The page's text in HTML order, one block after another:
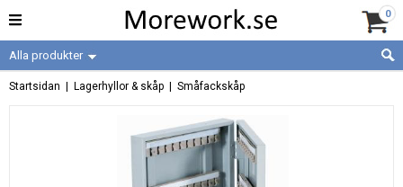
0
Alla produkter
Startsidan Lagerhyllor & skåp Småfackskåp